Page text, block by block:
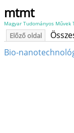
mtmt
Magyar Tudományos Művek
Előző oldal
Bio-